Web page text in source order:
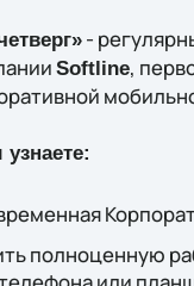
-
Softline,
полноценную